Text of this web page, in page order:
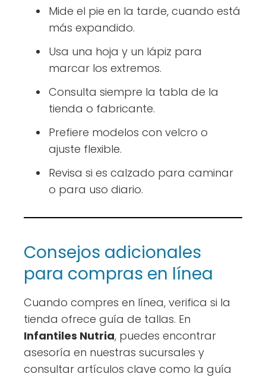
Mide el pie en la tarde, cuando está
más expandido.
Usa una hoja y un lápiz para
marcar los extremos.
Consulta siempre la tabla de la
tienda o fabricante.
Prefiere modelos con velcro o
ajuste flexible.
Revisa si es calzado para caminar
o para uso diario.
Consejos adicionales
para compras en línea
Cuando compres en línea, verifica si la
tienda ofrece guía de tallas. En
Infantiles Nutria, puedes encontrar
asesoría en nuestras sucursales y
consultar artículos clave como la guía